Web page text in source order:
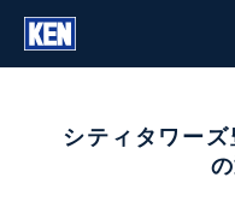
シティタワー